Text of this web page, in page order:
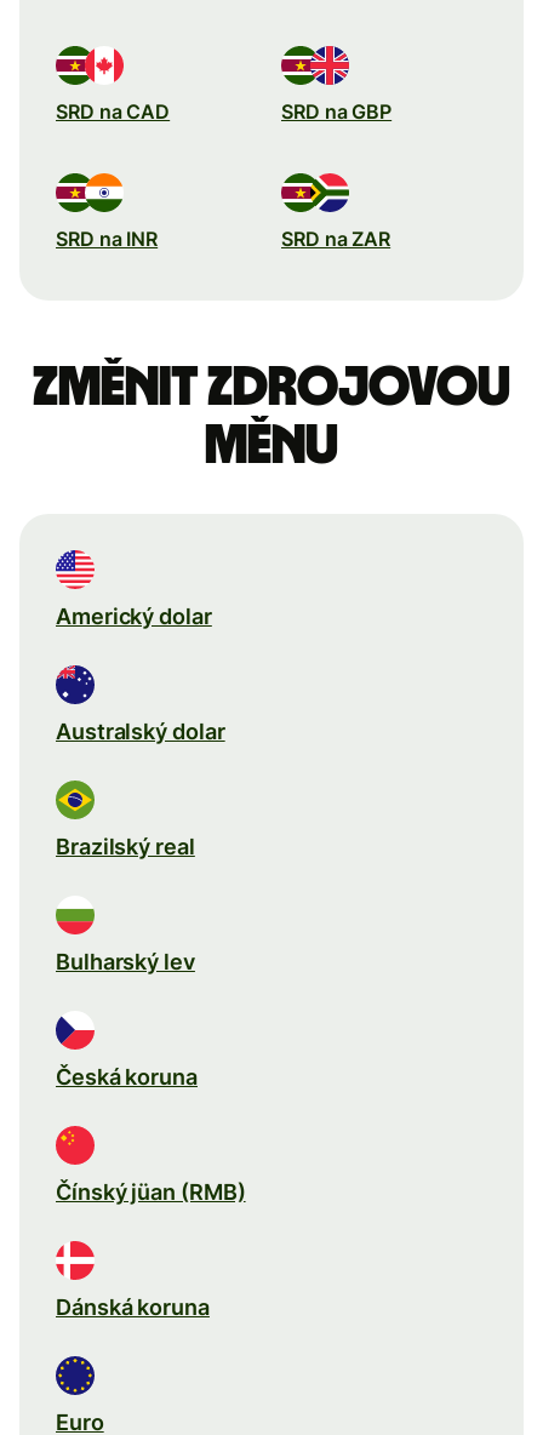
SRD na CAD SRD na GBP
SRD na INR SRD na ZAR
Změnit zdrojovou
měnu
Americký dolar
Australský dolar
Brazilský real
Bulharský lev
Česká koruna
Čínský jüan (RMB)
Dánská koruna
Euro